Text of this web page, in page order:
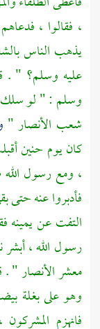
، فقالوا ،
يذهب الناس
عليه وسلم؟ " .
وسلم : " لو سلك
شعب الأنصار"
كان يوم حنين
، ومع رسول الله
فأدبروا عنه حتى
التفت عن يمينه
رسول الله ،
معشرالأنصار" .
وهو على بغلة
فانهزم